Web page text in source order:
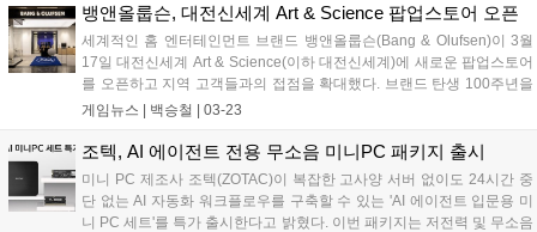
가치에 기반한다. 스포티파이 인앱(in-app) 경험부터 전 세계 주요 도시
에서 펼쳐지는 오프라인 이벤트에 이르기까지, 방탄소년단의 음악과 서
사를 각기 다른 방식으로 몰입해 즐길 수 있도록 구성됐다....
뱅앤올룹슨, 대전신세계 Art & Science 팝업스토어 오픈
세계적인 홈 엔터테인먼트 브랜드 뱅앤올룹슨(Bang & Olufsen)이 3월
17일 대전신세계 Art & Science(이하 대전신세계)에 새로운 팝업스토어
를 오픈하고 지역 고객들과의 접점을 확대했다. 브랜드 탄생 100주년을
기념하는 특별한 비주얼 머천다이징(VM)으로 꾸며진 이번 팝업스토어
사운드와 미학적 가치를 일상 속에서 보다 가까이 경험할 수 있는 공간
으로 운영한다. 브랜드의 아이코닉한 디자인과 압도적인 몰입감을 자랑
하는 사운드 시스템을 직접 체험하며, 프리미엄 오디오가 제안하는 새로
운 라이프스타일을 만나볼 수 있다....
게임뉴스 | 백승철 03-23
조텍, AI 에이전트 전용 무소음 미니PC 패키지 출시
미니 PC 제조사 조텍(ZOTAC)이 복잡한 고사양 서버 없이도 24시간 중
단 없는 AI 자동화 워크플로우를 구축할 수 있는 'AI 에이전트 입문용 미
니 PC 세트'를 특가 출시한다고 밝혔다. 이번 패키지는 저전력 및 무소음